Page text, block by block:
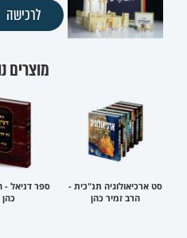
לרכישה
מוצרים
סט ארכיאולוגיה תנ"כית -
הרב זמיר כהן
ספר דניאל -
כהן